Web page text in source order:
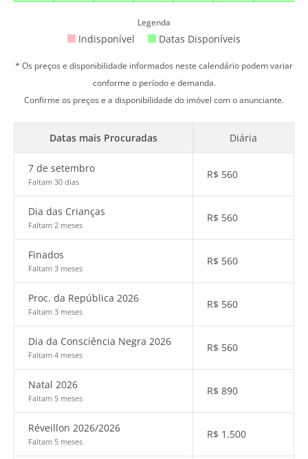
Legenda
Indisponível Datas Disponíveis
* Os preços e disponibilidade informados neste calendário podem variar
conforme o período e demanda.
Confirme os preços e a disponibilidade do imóvel com o anunciante.
Datas mais Procuradas Diária
7 de setembro
Faltam 30 dias
R$ 560
Dia das Crianças
Faltam 2 meses
R$ 560
Finados
Faltam 3 meses
R$ 560
Proc. da República 2026
Faltam 3 meses
R$ 560
Dia da Consciência Negra 2026
Faltam 4 meses
R$ 560
Natal 2026
Faltam 5 meses
R$ 890
Réveillon 2026/2026
Faltam 5 meses
R$ 1.500